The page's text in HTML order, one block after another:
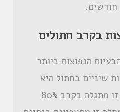
בקרב חתולים
הנפוצות ביותר
שיניים בחתול היא
מחלת החניכיים. מחלה זו מתגלה בקרב 80%